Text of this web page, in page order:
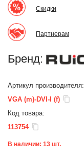
Скидки
Партнерам
Бренд:
Артикул производителя:
VGA (m)-DVI-I (f)
Код товара:
113754
В наличии: 13 шт.